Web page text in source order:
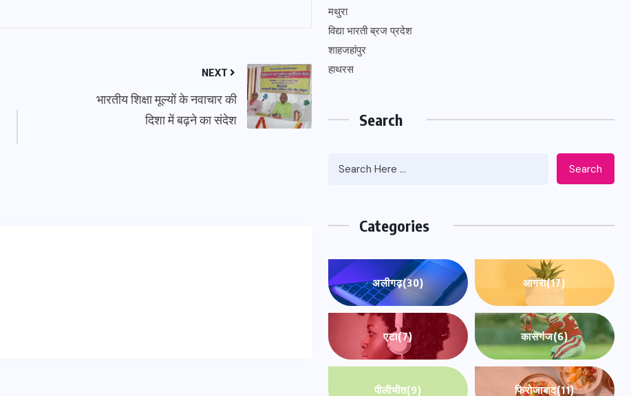
NEXT
भारतीय शिक्षा मूल्यों के नवाचार की
दिशा में बढ़ने का संदेश
मथुरा
विद्या भारती ब्रज प्रदेश
शाहजहांपुर
हाथरस
Search
Search
Categories
अलीगढ़(30) आगरा(17)
एटा(7) कासगंज(6)
पीलीभीत(9) फिरोजाबाद(11)